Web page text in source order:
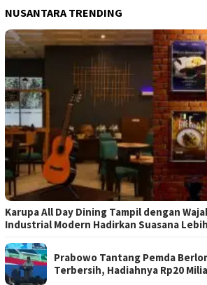
NUSANTARA TRENDING
Karupa All Day Dining Tampil dengan
Industrial Modern Hadirkan Suasana
Prabowo Tantang Pemda
Terbersih, Hadiahnya Rp20